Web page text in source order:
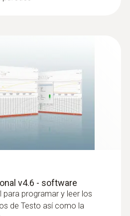
v4.6 - software
programar y leer los
de Testo así como la